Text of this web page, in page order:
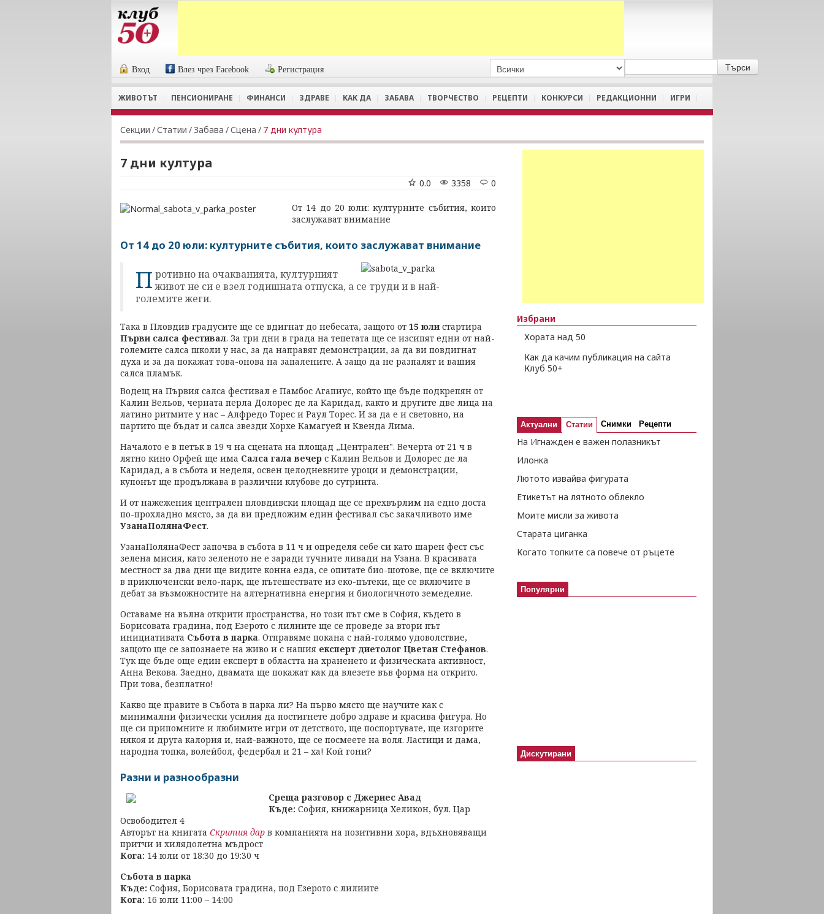
Вход Влез чрез Facebook Регистрация
ЖИВОТЪТ ПЕНСИОНИРАНЕ ФИНАНСИ ЗДРАВЕ КАК ДА ЗАБАВА ТВОРЧЕСТВО РЕЦЕПТИ КОНКУРСИ РЕДАКЦИОННИ ИГРИ
Секции /Статии / Забава /Сцена / 7 дни култура
7 дни култура
0
3358
0.0
От 14 до 20 юли: културните събития, които
заслужават внимание
От 14 до 20 юли: културните събития, които заслужават внимание
П ротивно на очакванията, културният
живот не си е взел годишната отпуска, а се труди и в най-
големите жеги.
Така в Пловдив градусите ще се вдигнат до небесата, защото от 15 юлистартира
Първи салса фестивал. За три дни в града на тепетата ще се изсипят едни от най-
големите салса школи у нас, за да направят демонстрации, за да ви повдигнат
духа и за да покажат това-онова на запалените. А защо да не разпалят и вашия
салса пламък.
Водещ на Първия салса фестивал е Памбос Агапиус, който ще бъде подкрепян от
Калин Вельов, черната перла Долорес де ла Каридад, както и другите две лица на
латино ритмите у нас – Алфредо Торес и Раул Торес. И за да е и световно, на
партито ще бъдат и салса звезди Хорхе Камагуей и Квенда Лима.
Началото е в петък в 19 ч на сцената на площад „Централен". Вечерта от 21 ч в
лятно кино Орфей ще има Салса гала вечер с Калин Вельов и Долорес де ла
Каридад, а в събота и неделя, освен целодневните уроци и демонстрации,
купонът ще продължава в различни клубове до сутринта.
И от нажежения централен пловдивски площад ще се прехвърлим на едно доста
по-прохладно място, за да ви предложим един фестивал със закачливото име
УзанаПолянаФест.
УзанаПолянаФест започва в събота в 11 ч и определя себе си като шарен фест със
зелена мисия, като зеленото не е заради тучните ливади на Узана. В красивата
местност за два дни ще видите конна езда, се опитате био-шотове, ще се включите
в приключенски вело-парк, ще пътешествате из еко-пътеки, ще се включите в
дебат за възможностите на алтернативна енергия и биологичното земеделие.
Оставаме на вълна открити пространства, но този път сме в София, където в
Борисовата градина, под Езерото с лилиите ще се проведе за втори път
инициативата Събота в парка. Отправяме покана с най-голямо удоволствие,
защото ще се запознаете на живо и с нашия експерт диетолог Цветан Стефанов.
Тук ще бъде още един експерт в областта на храненето и физическата активност,
Анна Векова. Заедно, двамата ще покажат как да влезете във форма на открито.
При това, безплатно!
Какво ще правите в Събота в парка ли? На първо място ще научите как с
минимални физически усилия да постигнете добро здраве и красива фигура. Но
ще си припомните и любимите игри от детството, ще поспортувате, ще изгорите
някоя и друга калория и, най-важното, ще се посмеете на воля. Ластици и дама,
народна топка, волейбол, федербал и 21 – ха! Кой гони?
Разни и разнообразни
Среща разговор с Джериес Авад
Къде: София, книжарница Хеликон, бул. Цар
Освободител 4
Авторът на книгата Скрития дар в компанията на позитивни хора, вдъхновяващи
притчи и хилядолетна мъдрост
Кога: 14 юли от 18:30 до 19:30 ч
Събота в парка
Къде: София, Борисовата градина, под Езерото с лилиите
Кога: 16 юли 11:00 – 14:00
Избрани
Хората над 50
Как да качим публикация на сайта
Клуб 50+
Актуални Статии Снимки Рецепти
На Игнажден е важен полазникът
Илонка
Лютото извайва фигурата
Етикетът на лятното облекло
Моите мисли за живота
Старата циганка
Когато топките са повече от ръцете
Популярни
Дискутирани